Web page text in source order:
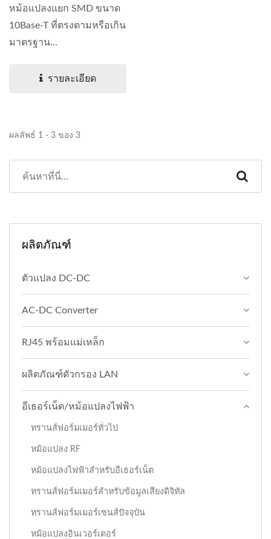
หม้อแปลงแยก SMD ขนาด
10Base-T ที่ตรงตามหรือเกิน
มาตรฐาน...
รายละเอียด
ผลลัพธ์ 1 - 3 ของ 3
ผลิตภัณฑ์
ตัวแปลง DC-DC
AC-DC Converter
RJ45 พร้อมแม่เหล็ก
ผลิตภัณฑ์ตัวกรอง LAN
อีเธอร์เน็ต/หม้อแปลงไฟฟ้า
ทรานส์ฟอร์มเมอร์ทั่วไป
หม้อแปลง RF
หม้อแปลงไฟฟ้าสำหรับอีเธอร์เน็ต
ทรานส์ฟอร์มเมอร์สำหรับข้อมูลเสียงดิจิทัล
ทรานส์ฟอร์มเมอร์เซนส์ปัจจุบัน
หม้อแปลงอินเวอร์เตอร์